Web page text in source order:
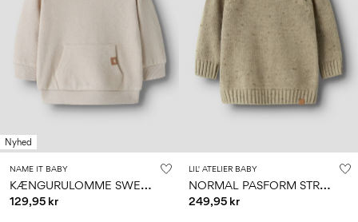
Nyhed
NAME IT BABY
K
ÆNGURULOMME SWEATSHIRT
129,95 kr
LIL' ATELIER BABY
N
ORMAL PASFORM STRIKTRØJE
249,95 kr